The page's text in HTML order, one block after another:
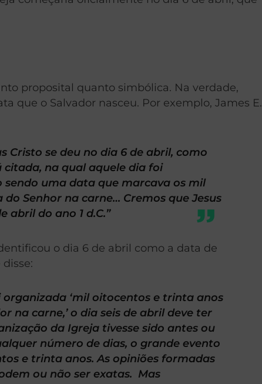
proposital quanto simbólica. Na verdade,
que o Salvador nasceu. Por exemplo, James E.
Cristo se deu no dia 6 de abril, como
na qual aquele dia foi
uma data que marcava os mil
Senhor na carne… Cremos que Jesus
abril do ano 1 d.C.”
o dia 6 de abril como a data de
‘mil oitocentos e trinta anos
na carne,’ o dia seis de abril deve ter
da Igreja tivesse sido antes ou
número de dias, o grande evento
e trinta anos. As opiniões formadas
ou não ser exatas. Mas